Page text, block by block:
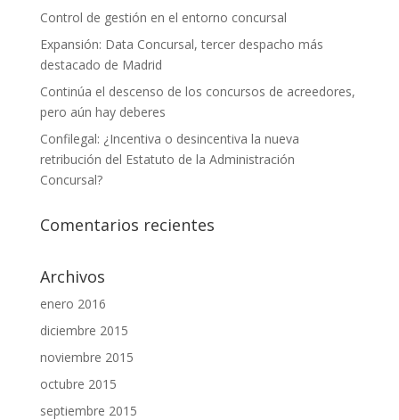
Control de gestión en el entorno concursal
Expansión: Data Concursal, tercer despacho más
destacado de Madrid
Continúa el descenso de los concursos de acreedores,
pero aún hay deberes
Confilegal: ¿Incentiva o desincentiva la nueva
retribución del Estatuto de la Administración
Concursal?
Comentarios recientes
Archivos
enero 2016
diciembre 2015
noviembre 2015
octubre 2015
septiembre 2015